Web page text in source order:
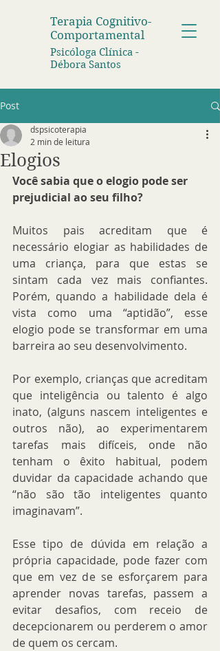
Terapia Cognitivo-
Comportamental
Psicóloga Clínica -
Débora Santos
Post
Elogios
dspsicoterapia
2 min de leitura
Você sabia que o elogio pode ser
prejudicial ao seu filho?
Muitos pais acreditam que é
necessário elogiar as habilidades de
uma criança, para que estas se
sintam cada vez mais confiantes.
Porém, quando a habilidade dela é
vista como uma “aptidão”, esse
elogio pode se transformar em uma
barreira ao seu desenvolvimento.
Por exemplo, crianças que acreditam
que inteligência ou talento é algo
inato, (alguns nascem inteligentes e
outros não), ao experimentarem
tarefas mais difíceis, onde não
tenham o êxito habitual, podem
duvidar da capacidade achando que
“não são tão inteligentes quanto
imaginavam”.
Esse tipo de dúvida em relação a
própria capacidade, pode fazer com
que em vez de se esforçarem para
aprender novas tarefas, passem a
evitar desafios, com receio de
decepcionarem ou perderem o amor
de quem os cercam.